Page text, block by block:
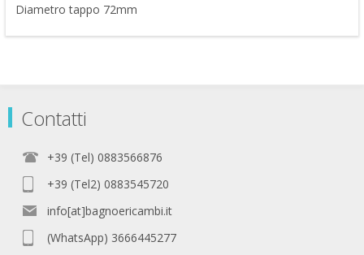
Diametro tappo 72mm
Contatti
+39 (Tel) 0883566876
+39 (Tel2) 0883545720
info[at]bagnoericambi.it
(WhatsApp) 3666445277